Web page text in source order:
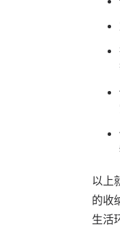
以上
的收
生活